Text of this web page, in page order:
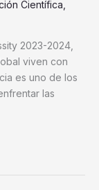
Científica,
2023-2024,
viven con
es uno de los
las